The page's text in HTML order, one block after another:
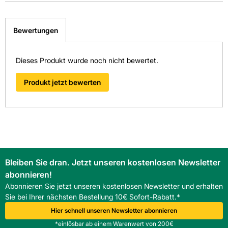
Format: 60 x 60 cm
Format Text: normal
Kemmler Schutzoberfläche: J
Oberfläche: Matt
Optik: Naturstein
Pflegeintensität: normal
schnellstmöglich bearbeiten.
> Fragen zum Produkt
Sie ausgestellt:
Kemmler Altensteig
Kemmler Balingen
Kemmler Böblingen
Kemmler Diedorf bei Augsburg
Kemmler Heilbronn
Kemmler Horb
Kemmler Metzingen
Kemmler Münsingen
Bewertungen
Dieses Produkt wurde noch nicht bewertet.
Produkt jetzt bewerten
Bleiben Sie dran. Jetzt unseren kostenlosen Newsletter
abonnieren!
Abonnieren Sie jetzt unseren kostenlosen Newsletter und erhalten
Sie bei Ihrer nächsten Bestellung 10€ Sofort-Rabatt.*
Hier schnell unseren Newsletter abonnieren
*einlösbar ab einem Warenwert von 200€